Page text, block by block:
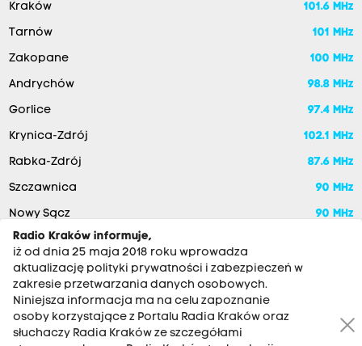
Kraków 101.6 MHz
Tarnów 101 MHz
Zakopane 100 MHz
Andrychów 98.8 MHz
Gorlice 97.4 MHz
Krynica-Zdrój 102.1 MHz
Rabka-Zdrój 87.6 MHz
Szczawnica 90 MHz
Nowy Sącz
90 MHz
Radio Kraków informuje,
iż od dnia 25 maja 2018 roku wprowadza
aktualizację polityki prywatności i zabezpieczeń w
zakresie przetwarzania danych osobowych.
Niniejsza informacja ma na celu zapoznanie
osoby korzystające z Portalu Radia Kraków oraz
słuchaczy Radia Kraków ze szczegółami